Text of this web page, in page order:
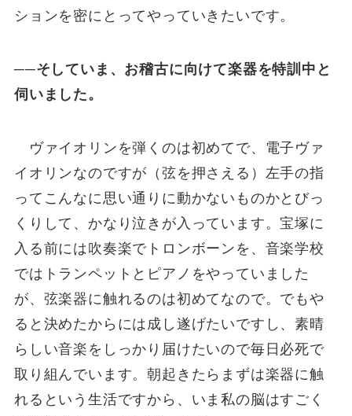
ションを密にとってやっていきたいです。
──そしていま、お稽古に向けて楽器を特訓中と
伺いました。
ヴァイオリンを弾くのは初めてで、電子ヴァ
イオリンなのですが（弦を押さえる）左手の指
ってこんなに思い通りに動かないものかとびっ
くりして、かなり泣きが入っています。宝塚に
入る前には吹奏楽でトロンボーンを、音楽学校
ではトランペットとピアノをやっていました
が、弦楽器に触れるのは初めてなので。でもや
ると決めたからには成し遂げたいですし、素晴
らしい音楽をしっかり届けたいので毎日必死で
取り組んでいます。朝起きたらまずは楽器に触
れるという生活ですから、いま私の脳はすごく